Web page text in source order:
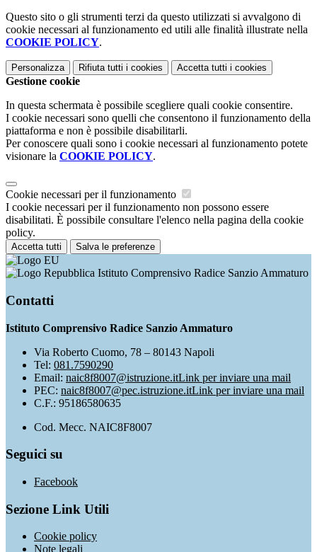
Questo sito o gli strumenti terzi da questo utilizzati si avvalgono di
cookie necessari al funzionamento ed utili alle finalità illustrate nella
COOKIE POLICY.
Personalizza Rifiuta tutti i cookies Accetta tutti i cookies
Gestione cookie
In questa schermata è possibile scegliere quali cookie consentire.
I cookie necessari sono quelli che consentono il funzionamento della
piattaforma e non è possibile disabilitarli.
Per conoscere quali sono i cookie necessari al funzionamento potete
visionare la COOKIE POLICY.
Cookie necessari per il funzionamento
I cookie necessari per il funzionamento non possono essere
disabilitati. È possibile consultare l'elenco nella pagina della cookie
policy.
Accetta tutti Salva le preferenze
Istituto Comprensivo Radice Sanzio Ammaturo
Contatti
Istituto Comprensivo Radice Sanzio Ammaturo
Via Roberto Cuomo, 78 – 80143 Napoli
Tel: 081.7590290
Email: naic8f8007@istruzione.itLink per inviare una mail
PEC: naic8f8007@pec.istruzione.itLink per inviare una mail
C.F.: 95186580635
Cod. Mecc. NAIC8F8007
Seguici su
Facebook
Sezione Link Utili
Cookie policy
Note legali